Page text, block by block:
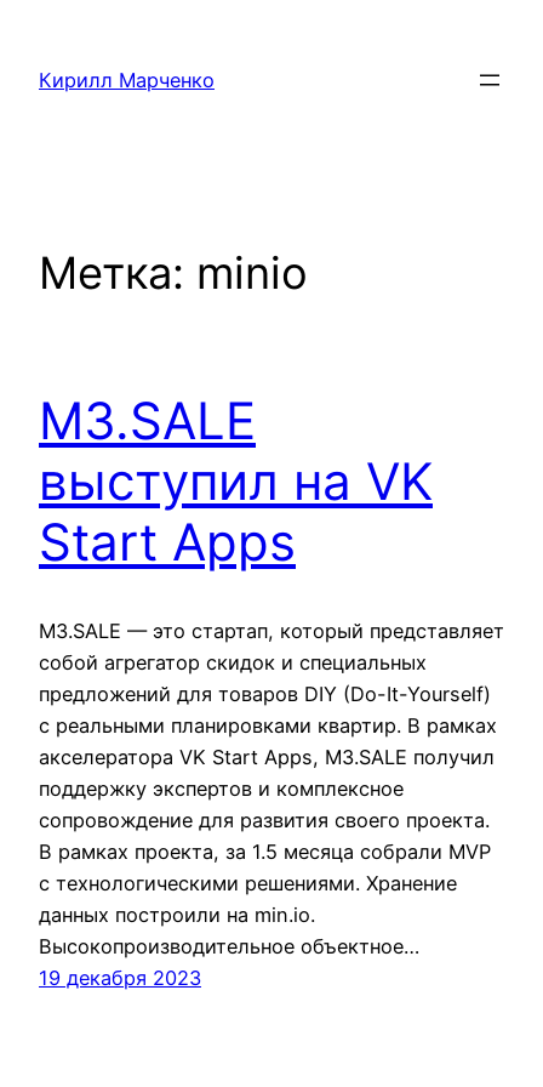
содержимому
Кирилл Марченко
Метка: minio
M3.SALE
выступил на VK
Start Apps
M3.SALE — это стартап, который представляет
собой агрегатор скидок и специальных
предложений для товаров DIY (Do-It-Yourself)
с реальными планировками квартир. В рамках
акселератора VK Start Apps, M3.SALE получил
поддержку экспертов и комплексное
сопровождение для развития своего проекта.
В рамках проекта, за 1.5 месяца собрали MVP
с технологическими решениями. Хранение
данных построили на min.io.
Высокопроизводительное объектное…
19 декабря 2023